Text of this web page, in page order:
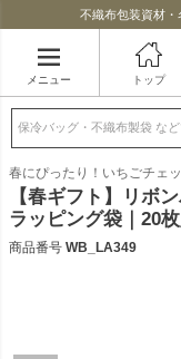
不織布包装資材・
メニュー トップ
春にぴったり！いちごチェ
【春ギフト】リボ
ラッピング袋｜20
商品番号 WB_LA349